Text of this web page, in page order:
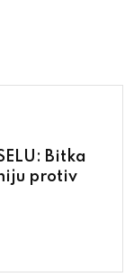
Bitka
protiv